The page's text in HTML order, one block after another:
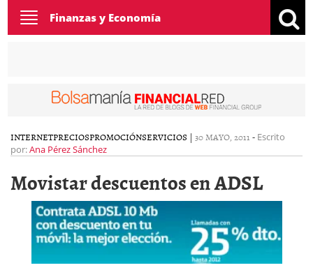
Toggle
navigation
Finanzas y Economía
INTERNETPRECIOSPROMOCIÓNSERVICIOS | 30 MAYO, 2011 - Escrito
por:Ana Pérez Sánchez
Movistar descuentos en ADSL